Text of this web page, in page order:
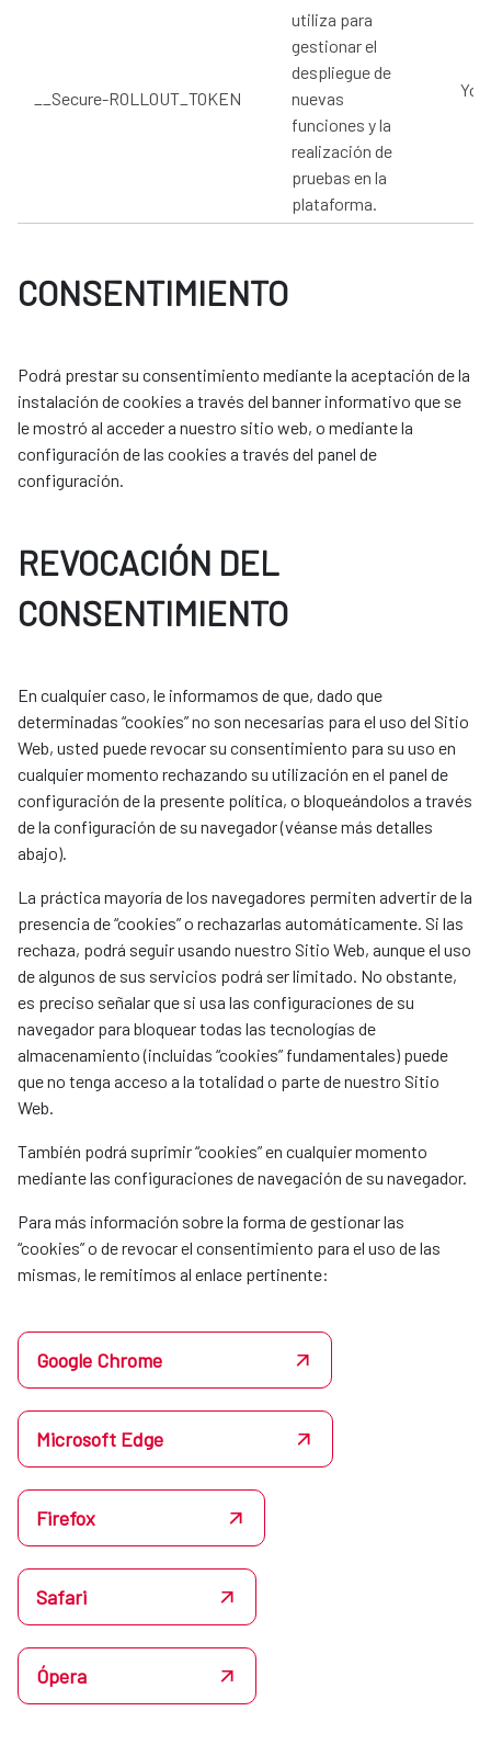
__Secure-ROLLOUT_TOKEN
utiliza para
gestionar el
despliegue de
nuevas
funciones y la
realización de
pruebas en la
plataforma.
CONSENTIMIENTO
Podrá prestar su consentimiento mediante la aceptación de la
instalación de cookies a través del banner informativo que se
le mostró al acceder a nuestro sitio web, o mediante la
configuración de las cookies a través del panel de
configuración.
REVOCACIÓN DEL
CONSENTIMIENTO
En cualquier caso, le informamos de que, dado que
determinadas “cookies” no son necesarias para el uso del Sitio
Web, usted puede revocar su consentimiento para su uso en
cualquier momento rechazando su utilización en el panel de
configuración de la presente política, o bloqueándolos a través
de la configuración de su navegador (véanse más detalles
abajo).
La práctica mayoría de los navegadores permiten advertir de la
presencia de “cookies” o rechazarlas automáticamente. Si las
rechaza, podrá seguir usando nuestro Sitio Web, aunque el uso
de algunos de sus servicios podrá ser limitado. No obstante,
es preciso señalar que si usa las configuraciones de su
navegador para bloquear todas las tecnologías de
almacenamiento (incluidas “cookies” fundamentales) puede
que no tenga acceso a la totalidad o parte de nuestro Sitio
Web.
También podrá suprimir “cookies” en cualquier momento
mediante las configuraciones de navegación de su navegador.
Para más información sobre la forma de gestionar las
“cookies” o de revocar el consentimiento para el uso de las
mismas, le remitimos al enlace pertinente:
Google Chrome
Microsoft Edge
Firefox
Safari
Ópera